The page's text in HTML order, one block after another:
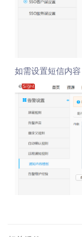
如需设置短信内容